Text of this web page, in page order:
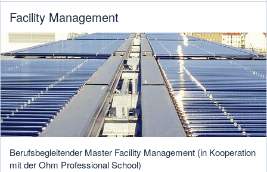
Facility Management
Berufsbegleitender Master Facility Management (in Kooperation
mit der Ohm Professional School)